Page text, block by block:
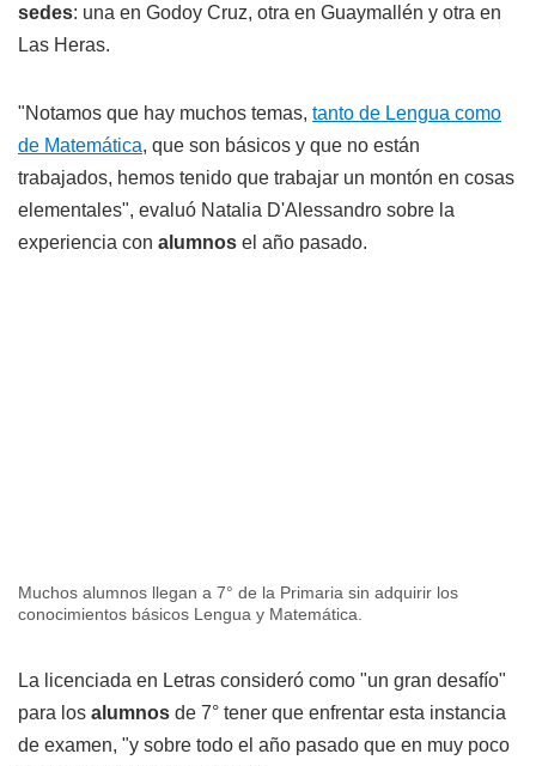
sedes: una en Godoy Cruz, otra en Guaymallén y otra en
Las Heras.
"Notamos que hay muchos temas, tanto de Lengua como
de Matemática, que son básicos y que no están
trabajados, hemos tenido que trabajar un montón en cosas
elementales", evaluó Natalia D'Alessandro sobre la
experiencia con alumnos el año pasado.
Muchos alumnos llegan a 7° de la Primaria sin adquirir los
conocimientos básicos Lengua y Matemática.
La licenciada en Letras consideró como "un gran desafío"
para los alumnos de 7° tener que enfrentar esta instancia
de examen, "y sobre todo el año pasado que en muy poco